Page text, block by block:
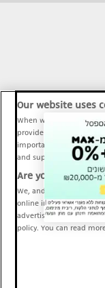
Our website uses
When we provide
provide social media
important and
and support Maariv, TMI
Are you happy to
We, and our partners,
online interactions to
advertising for you. You
policy. You can read